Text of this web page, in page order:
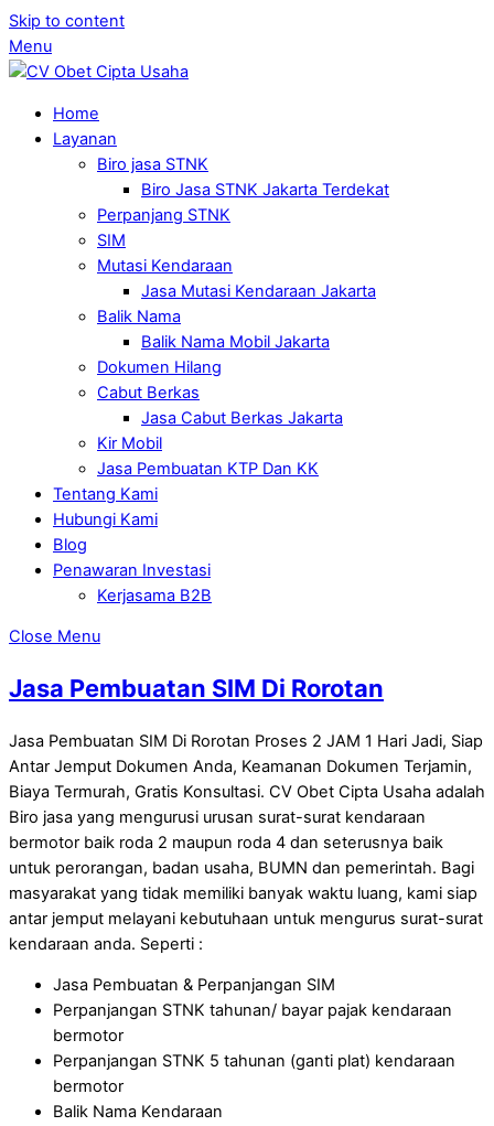
Skip to content
Menu
Home
Layanan
Biro jasa STNK
Biro Jasa STNK Jakarta Terdekat
Perpanjang STNK
SIM
Mutasi Kendaraan
Jasa Mutasi Kendaraan Jakarta
Balik Nama
Balik Nama Mobil Jakarta
Dokumen Hilang
Cabut Berkas
Jasa Cabut Berkas Jakarta
Kir Mobil
Jasa Pembuatan KTP Dan KK
Tentang Kami
Hubungi Kami
Blog
Penawaran Investasi
Kerjasama B2B
Close Menu
Jasa Pembuatan SIM Di Rorotan
Jasa Pembuatan SIM Di Rorotan Proses 2 JAM 1 Hari Jadi, Siap
Antar Jemput Dokumen Anda, Keamanan Dokumen Terjamin,
Biaya Termurah, Gratis Konsultasi. CV Obet Cipta Usaha adalah
Biro jasa yang mengurusi urusan surat-surat kendaraan
bermotor baik roda 2 maupun roda 4 dan seterusnya baik
untuk perorangan, badan usaha, BUMN dan pemerintah. Bagi
masyarakat yang tidak memiliki banyak waktu luang, kami siap
antar jemput melayani kebutuhaan untuk mengurus surat-surat
kendaraan anda. Seperti :
Jasa Pembuatan & Perpanjangan SIM
Perpanjangan STNK tahunan/ bayar pajak kendaraan
bermotor
Perpanjangan STNK 5 tahunan (ganti plat) kendaraan
bermotor
Balik Nama Kendaraan